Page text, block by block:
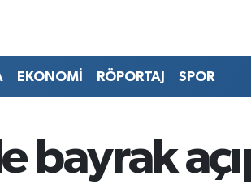
EKONOMİ RÖPORTAJ SPOR